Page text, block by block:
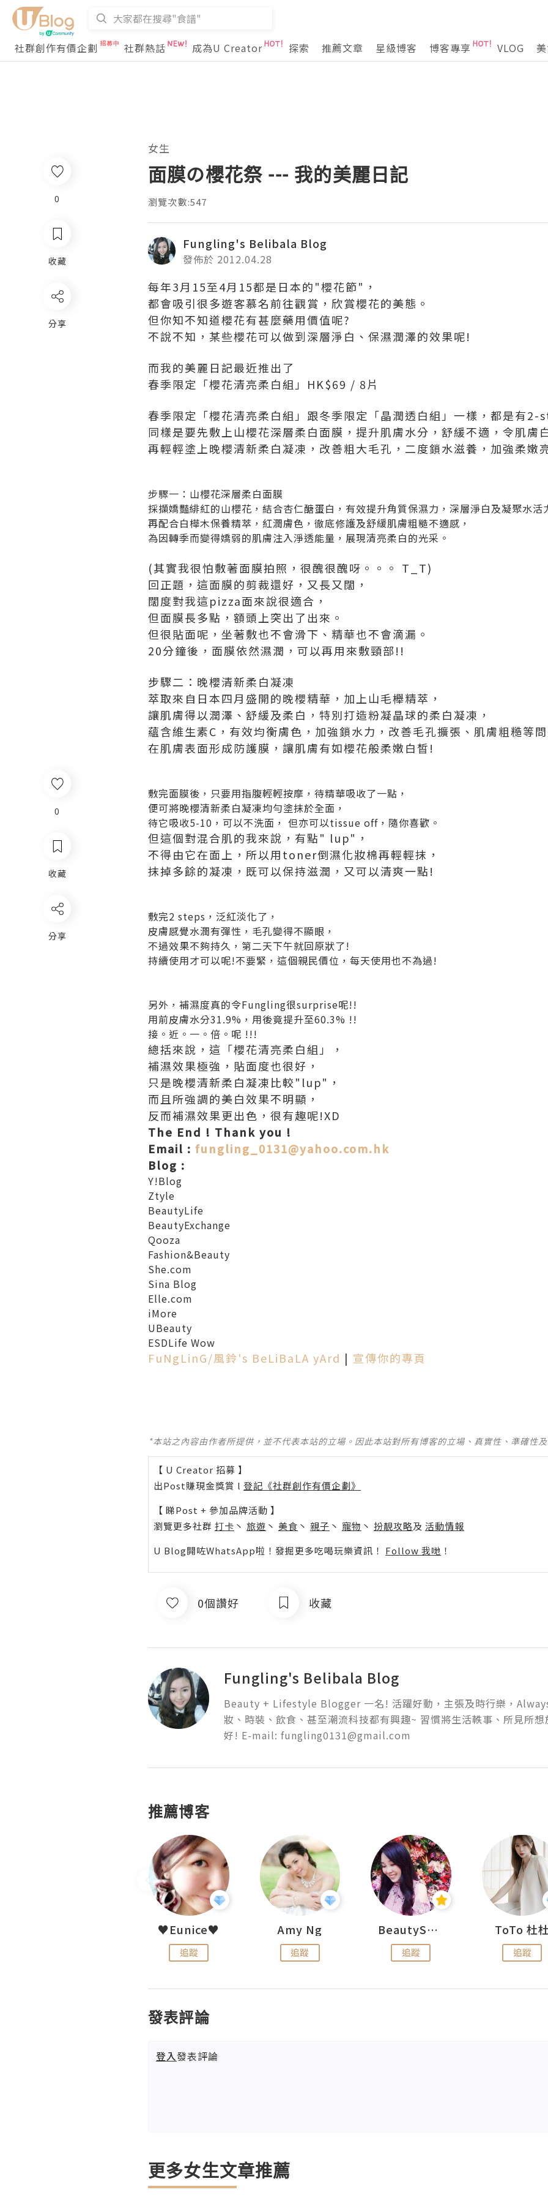
社群創作有價企劃 社群熱話 成為U Creator 探索 推薦文章 星級博客 博客專享 VLOG
0
收藏
分享
女生
面膜の櫻花祭 --- 我的美麗日記
瀏覽次數:547
Fungling's Belibala Blog
發佈於 2012.04.28
每年3月15至4月15都是日本的"櫻花節"，
都會吸引很多遊客慕名前往觀賞，欣賞櫻花的美態。
但你知不知道櫻花有甚麼藥用價值呢?
不說不知，某些櫻花可以做到深層淨白、保濕潤澤的效果呢!
而我的美麗日記最近推出了
春季限定「櫻花清亮柔白組」HK$69 / 8片
春季限定「櫻花清亮柔白組」跟冬季限定「晶潤透白組」一樣，都是有
同樣是要先敷上山櫻花深層柔白面膜，提升肌膚水分，舒緩不適，令肌膚
再輕輕塗上晚櫻清新柔白凝凍，改善粗大毛孔，二度鎖水滋養，加強柔嫩
步驟一：山櫻花深層柔白面膜
採擷嬌豔緋紅的山櫻花，結合杏仁醣蛋白，有效提升角質保濕力，深層淨白及凝聚水活
再配合白樺木保養精萃，紅潤膚色，徹底修護及舒緩肌膚粗糙不適感，
為因轉季而變得嬌弱的肌膚注入淨透能量，展現清亮柔白的光采。
(其實我很怕敷著面膜拍照，很醜很醜呀。。。 T_T)
回正題，這面膜的剪裁還好，又長又闊，
闊度對我這pizza面來說很適合，
但面膜長多點，額頭上突出了出來。
但很貼面呢，坐著敷也不會滑下、精華也不會滴漏。
20分鐘後，面膜依然濕潤，可以再用來敷頸部!!
步驟二：晚櫻清新柔白凝凍
萃取來自日本四月盛開的晚櫻精華，加上山毛櫸精萃，
讓肌膚得以潤澤、舒緩及柔白，特別打造粉凝晶球的柔白凝凍，
蘊含維生素C，有效均衡膚色，加強鎖水力，改善毛孔擴張、肌膚粗糙等
在肌膚表面形成防護膜，讓肌膚有如櫻花般柔嫩白皙!
敷完面膜後，只要用指腹輕輕按摩，待精華吸收了一點，
便可將晚櫻清新柔白凝凍均勻塗抹於全面，
待它吸收5-10，可以不洗面， 但亦可以tissue off，隨你喜歡。
但這個對混合肌的我來說，有點" lup"，
不得由它在面上，所以用toner倒濕化妝棉再輕輕抹，
抹掉多餘的凝凍，既可以保持滋潤，又可以清爽一點!
敷完2 steps，泛紅淡化了，
皮膚感覺水潤有彈性，毛孔變得不顯眼，
不過效果不夠持久，第二天下午就回原狀了!
持續使用才可以呢!不要緊，這個親民價位，每天使用也不為過!
另外，補濕度真的令Fungling很surprise呢!!
用前皮膚水分31.9%，用後竟提升至60.3% !!
接。近。一。倍。呢 !!!
總括來說，這「櫻花清亮柔白組」，
補濕效果極強，貼面度也很好，
只是晚櫻清新柔白凝凍比較"lup"，
而且所強調的美白效果不明顯，
反而補濕效果更出色，很有趣呢!XD
The End ! Thank you !
Email : fungling_0131@yahoo.com.hk
Blog :
Y!Blog
Ztyle
BeautyLife
BeautyExchange
Qooza
Fashion&Beauty
She.com
Sina Blog
Elle.com
iMore
UBeauty
ESDLife Wow
FuNgLinG/風鈴's BeLiBaLA yArd | 宣傳你的專頁
*本站之內容由作者所提供，並不代表本站的立場。因此本站對所有博客的立場、真實性、準確性
【 U Creator 招募 】
出Post賺現金獎賞 l 登記《社群創作有價企劃》
【 睇Post + 參加品牌活動 】
瀏覽更多社群 打卡 丶 旅遊 丶 美食 丶 親子 丶 寵物 丶 扮靚攻略及 活動情報
U Blog開咗WhatsApp啦！發掘更多吃喝玩樂資訊！ Follow 我哋 ！
0個讚好 收藏
Fungling's Belibala Blog
Beauty + Lifestyle Blogger 一名! 活躍好動，主張及時行樂，
妝、時裝、飲食、甚至潮流科技都有興趣~ 習慣將生活軼事、所見所
好! E-mail: fungling0131@gmail.com
推薦博客
♥Eunice♥
追蹤
Amy Ng
追蹤
BeautySearch
追蹤
ToTo 杜
追蹤
發表評論
登入發表評論
更多女生文章推薦
0
收藏
分享